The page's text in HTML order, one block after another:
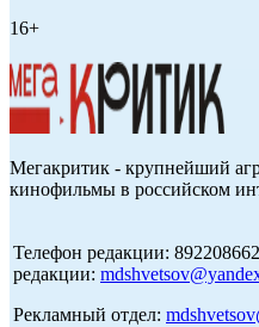
16+
Мегакритик - крупнейший
кинофильмы в российском
Телефон редакции:
редакции:
Рекламный отдел: